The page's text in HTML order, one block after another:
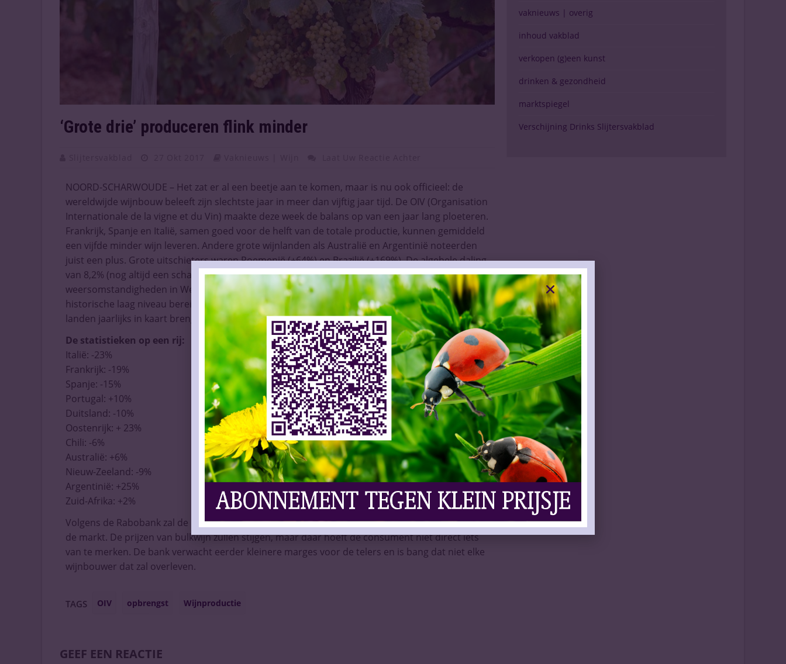
‘Grote drie’ produceren flink minder
NOORD-SCHARWOUDE – Het zat er al een beetje aan te komen, maar is nu ook officieel: de
wereldwijde wijnbouw beleeft zijn slechtste jaar in meer dan vijftig jaar tijd. De OIV (Organisation
Internationale de la vigne et du Vin) maakte deze week de balans op van een jaar lang ploeteren.
Frankrijk, Spanje en Italië, samen goed voor de helft van de totale productie, kunnen gemiddeld
een vijfde minder wijn leveren. Andere grote wijnlanden als Australië en Argentinië noteerden
juist een plus. Grote uitschieters waren Roemenië (+64%) en Brazilië (+169%). De algehele daling
van 8,2% (nog altijd een schatting) is dus vooral het resultaat van de slechte
weersomstandigheden in West-Europa. Daardoor heeft de wereldwijde opbrengst een
historische laag niveau bereikt, aldus de organisatie die de cijfers van alle wijn-producerende
landen jaarlijks in kaart brengt.
De statistieken op een rij:
Italië: -23%
Frankrijk: -19%
Spanje: -15%
Portugal: +10%
Duitsland: -10%
Oostenrijk: + 23%
Chili: -6%
Australië: +6%
Nieuw-Zeeland: -9%
Argentinië: +25%
Zuid-Afrika: +2%
Volgens de Rabobank zal de mindere voorraad vooral gevolgen hebben voor de onderkant van
de markt. De prijzen van bulkwijn zullen stijgen, maar daar hoeft de consument niet direct iets
van te merken. De bank verwacht eerder kleinere marges voor de telers en is bang dat niet elke
wijnbouwer dat zal overleven.
TAGS OIV opbrengst Wijnproductie
GEEF EEN REACTIE
vaknieuws | overig
inhoud vakblad
verkopen (g)een kunst
drinken & gezondheid
marktspiegel
Verschijning Drinks Slijtersvakblad